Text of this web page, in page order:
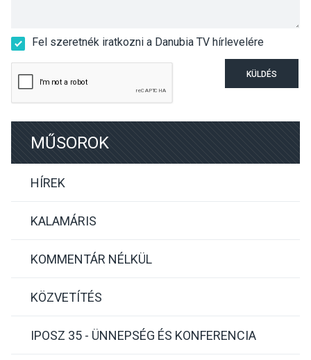
Fel szeretnék iratkozni a Danubia TV hírlevelére
KÜLDÉS
MŰSOROK
HÍREK
KALAMÁRIS
KOMMENTÁR NÉLKÜL
KÖZVETÍTÉS
IPOSZ 35 - ÜNNEPSÉG ÉS KONFERENCIA